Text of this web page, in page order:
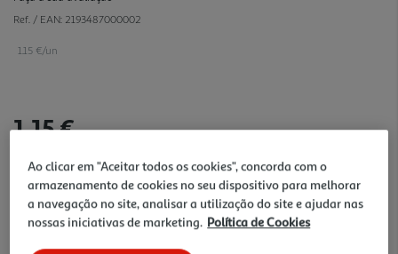
Ref. / EAN: 2193487000002
1.15 €/un
1,15 €
Notas de preparação
Ao clicar em "Aceitar todos os cookies", concorda com o
armazenamento de cookies no seu dispositivo para melhorar
a navegação no site, analisar a utilização do site e ajudar nas
nossas iniciativas de marketing. Política de Cookies